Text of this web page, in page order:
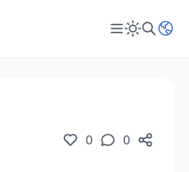
0 0